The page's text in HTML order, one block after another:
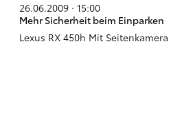
26.06.2009 · 15:00
Mehr Sicherheit beim Einparken
Lexus RX 450h Mit Seitenkamera